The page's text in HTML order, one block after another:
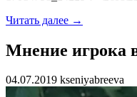
Читать далее →
Мнение игрока
04.07.2019 kseniyabreeva